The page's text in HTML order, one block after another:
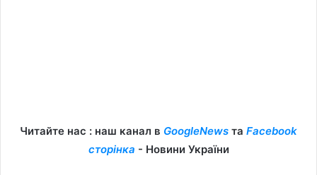
Читайте нас : наш канал в GoogleNews та Facebook
сторінка - Новини України